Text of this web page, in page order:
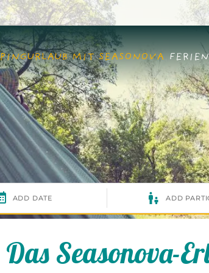
MIT SEASONOVA
Das Seasonova-